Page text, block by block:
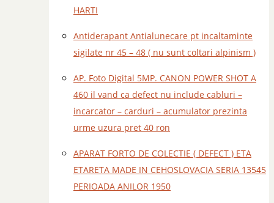
HARTI
Antiderapant Antialunecare pt incaltaminte
sigilate nr 45 – 48 ( nu sunt coltari alpinism )
AP. Foto Digital 5MP. CANON POWER SHOT A
460 il vand ca defect nu include cabluri –
incarcator – carduri – acumulator prezinta
urme uzura pret 40 ron
APARAT FORTO DE COLECTIE ( DEFECT ) ETA
ETARETA MADE IN CEHOSLOVACIA SERIA 13545
PERIOADA ANILOR 1950